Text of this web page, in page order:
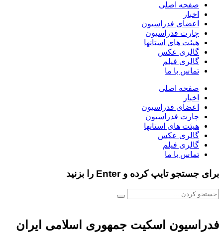
صفحه اصلی
اخبار
اعضای فدراسیون
چارت فدراسیون
هیئت های استانها
گالری عکس
گالری فیلم
تماس با ما
صفحه اصلی
اخبار
اعضای فدراسیون
چارت فدراسیون
هیئت های استانها
گالری عکس
گالری فیلم
تماس با ما
برای جستجو تایپ کرده و Enter را بزنید
فدراسیون اسکیت جمهوری اسلامی ایران